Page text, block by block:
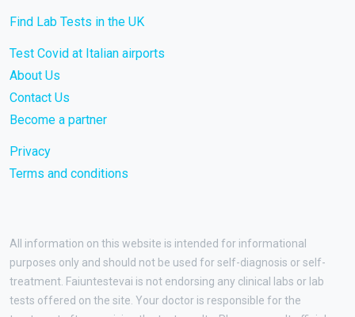
Find Lab Tests in the UK
Test Covid at Italian airports
About Us
Contact Us
Become a partner
Privacy
Terms and conditions
All information on this website is intended for informational
purposes only and should not be used for self-diagnosis or self-
treatment. Faiuntestevai is not endorsing any clinical labs or lab
tests offered on the site. Your doctor is responsible for the